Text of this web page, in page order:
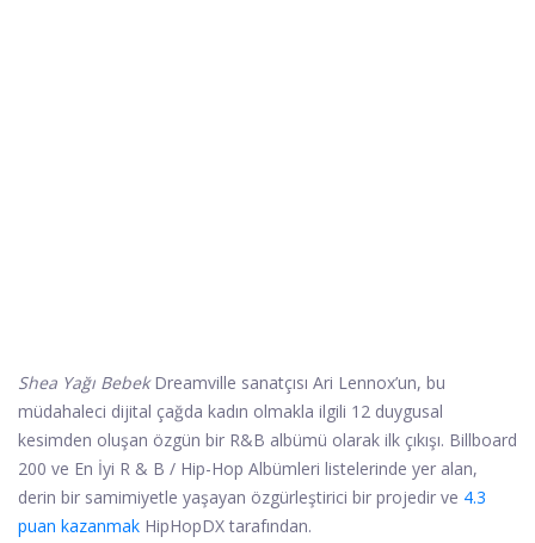
Shea Yağı BebekDreamville sanatçısı Ari Lennox’un, bu
müdahaleci dijital çağda kadın olmakla ilgili 12 duygusal
kesimden oluşan özgün bir R&B albümü olarak ilk çıkışı. Billboard
200 ve En İyi R & B / Hip-Hop Albümleri listelerinde yer alan,
derin bir samimiyetle yaşayan özgürleştirici bir projedir ve 4.3
puan kazanmak HipHopDX tarafından.